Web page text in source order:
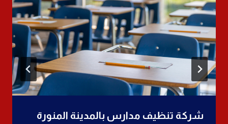
شركة تنظيف مدارس بالمدينة المنورة